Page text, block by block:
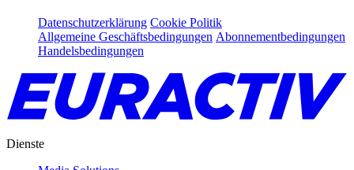
Datenschutzerklärung Cookie Politik
Allgemeine Geschäftsbedingungen Abonnementbedingungen
Handelsbedingungen
Dienste